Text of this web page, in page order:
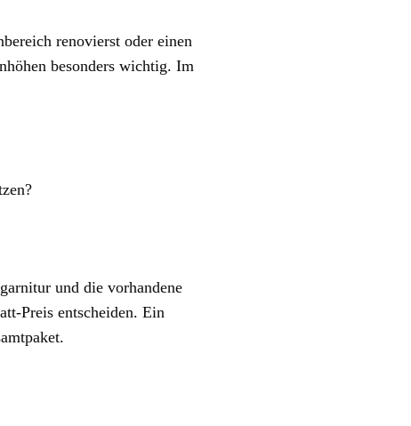
renovierst oder einen
besonders wichtig. Im
und die vorhandene
Preis entscheiden. Ein